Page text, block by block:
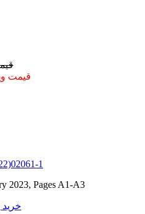
قیمت :
قیمت ویژه :
1
2023, Pages A1-A3
خرید